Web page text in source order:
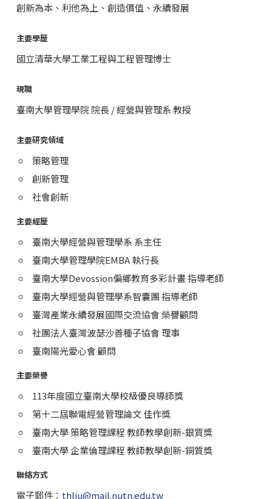
創新為本、利他為上、創造價值、永續發展
主要學歷
國立清華大學工業工程與工程管理博士
現職
臺南大學管理學院 院長 / 經營與管理系 教授
主要研究領域
策略管理
創新管理
社會創新
主要經歷
臺南大學經營與管理學系 系主任
臺南大學管理學院EMBA 執行長
臺南大學Devossion偏鄉教育多彩計畫 指導老師
臺南大學經營與管理學系智囊團 指導老師
臺灣產業永續發展國際交流協會 榮譽顧問
社團法人臺灣波瑟沙善種子協會 理事
臺南陽光愛心會 顧問
主要榮譽
113年度國立臺南大學校級優良導師獎
第十二屆聯電經營管理論文 佳作獎
臺南大學 策略管理課程 教師教學創新-銀質獎
臺南大學 企業倫理課程 教師教學創新-銅質獎
聯絡方式
電子郵件： thliu@mail.nutn.edu.tw